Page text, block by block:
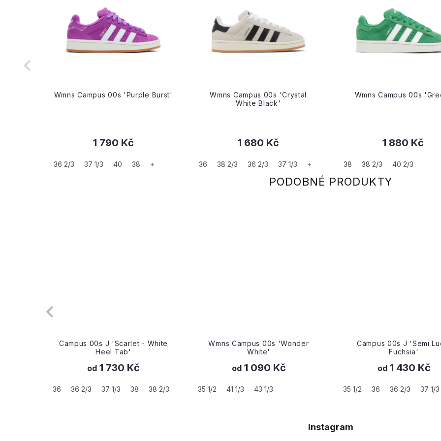
Wmns Campus 00s 'Purple Burst'
1 790 Kč
36 2/3 37 1/3 40 38 +
Wmns Campus 00s 'Crystal
White Black'
1 680 Kč
36 38 2/3 36 2/3 37 1/3 +
Wmns Campus 00s
1 880 Kč
38 38 2/3 40 2/3
Wmns Campus 00s 'Wonder
White'
od 1 090 Kč
35 1/2 41 1/3 43 1/3
Campus 00s J 'Semi Lucid
Fuchsia'
od 1 430 Kč
35 1/2 36 36 2/3 39 1/3
Campus 00s 'Lucid Blue
od2 070 Kč
36 2/3 37 1/3 38 38 2/3
Instagram